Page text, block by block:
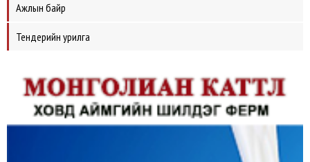
Ажлын байр
Тендерийн урилга